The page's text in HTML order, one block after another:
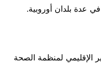
عدة بلدان أوروبية.
الإقليمي لمنظمة الصحة